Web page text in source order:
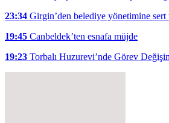
23:34 Girgin’den belediye yönetimine sert
19:45 Canbeldek’ten esnafa müjde
19:23 Torbalı Huzurevi’nde Görev